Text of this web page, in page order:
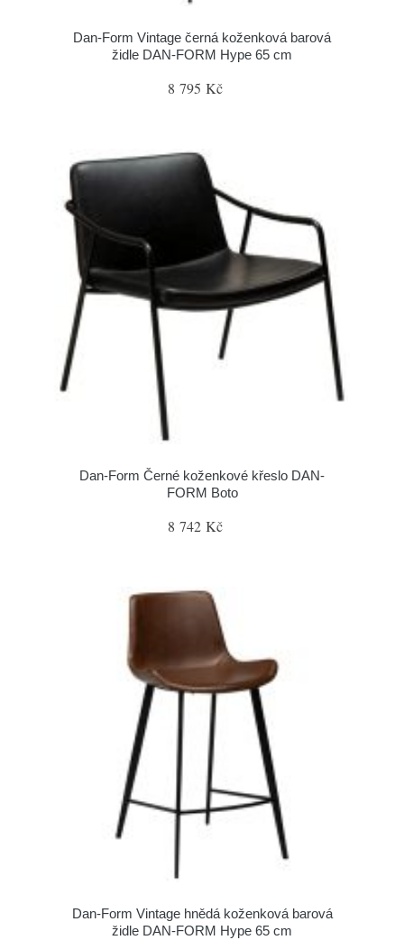
​​​​​Dan-Form Vintage černá koženková barová
židle DAN-FORM Hype 65 cm
8 795 Kč
​​​​​Dan-Form Černé koženkové křeslo DAN-
FORM Boto
8 742 Kč
​​​​​Dan-Form Vintage hnědá koženková barová
židle DAN-FORM Hype 65 cm